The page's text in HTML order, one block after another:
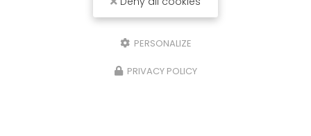
PERSONALIZE
PRIVACY POLICY